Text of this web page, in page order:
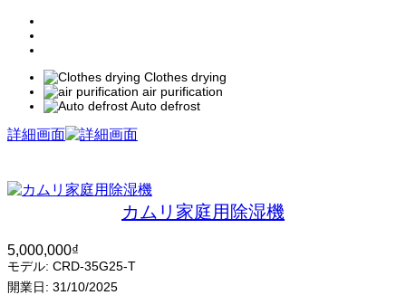
Clothes drying
air purification
Auto defrost
詳細画面
カムリ家庭用除湿機
5,000,000₫
モデル: CRD-35G25-T
開業日: 31/10/2025